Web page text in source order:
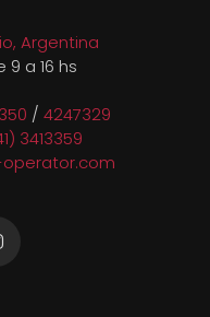
Argentina
9 a 16 hs
/ 4247329
3413359